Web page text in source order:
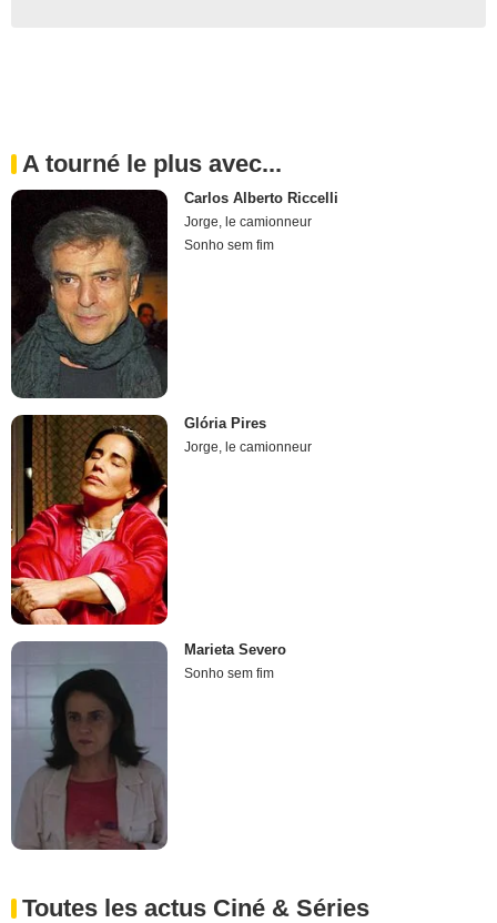
A tourné le plus avec...
Carlos Alberto Riccelli
Jorge, le camionneur
Sonho sem fim
Glória Pires
Jorge, le camionneur
Marieta Severo
Sonho sem fim
Toutes les actus Ciné & Séries